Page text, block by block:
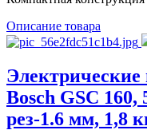
Описание товара
Bosch GSC 160,
рез-1.6 мм, 1,8